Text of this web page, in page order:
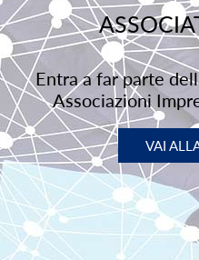
Entra a far parte
Associazioni
VAI